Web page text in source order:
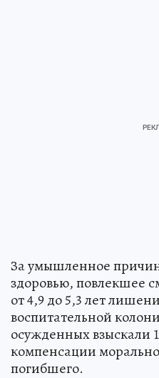
За умышленное
здоровью, повлекшее
от 4,9 до 5,3 лет
воспитательной
осужденных взыскали
компенсации
погибшего.